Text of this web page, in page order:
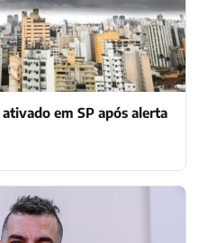
em SP após alerta